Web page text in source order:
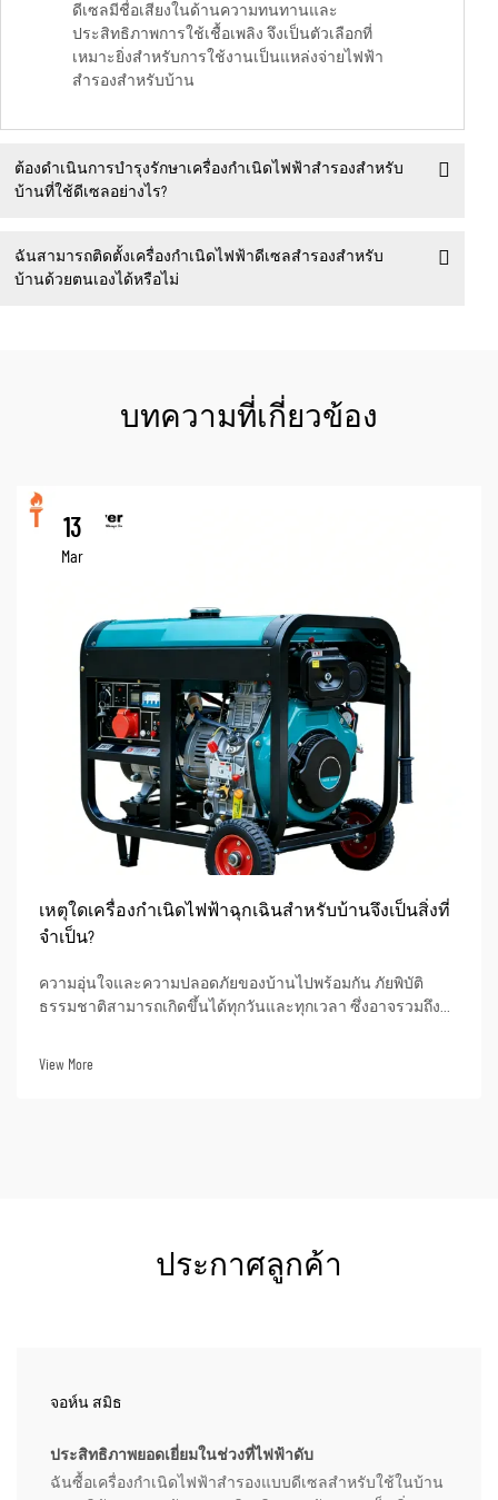
ดีเซลมีชื่อเสียงในด้านความทนทานและ
ประสิทธิภาพการใช้เชื้อเพลิง จึงเป็นตัวเลือกที่
เหมาะยิ่งสำหรับการใช้งานเป็นแหล่งจ่ายไฟฟ้า
สำรองสำหรับบ้าน
ต้องดำเนินการบำรุงรักษาเครื่องกำเนิดไฟฟ้าสำรองสำหรับ
บ้านที่ใช้ดีเซลอย่างไร?
ฉันสามารถติดตั้งเครื่องกำเนิดไฟฟ้าดีเซลสำรองสำหรับ
บ้านด้วยตนเองได้หรือไม่
บทความที่เกี่ยวข้อง
13
Mar
เหตุใดเครื่องกำเนิดไฟฟ้าฉุกเฉินสำหรับบ้านจึงเป็นสิ่งที่
จำเป็น?
ความอุ่นใจและความปลอดภัยของบ้านไปพร้อมกัน ภัยพิบัติ
ธรรมชาติสามารถเกิดขึ้นได้ทุกวันและทุกเวลา ซึ่งอาจรวมถึง
View More
ประกาศลูกค้า
จอห์น สมิธ
ประสิทธิภาพยอดเยี่ยมในช่วงที่ไฟฟ้าดับ
ฉันซื้อเครื่องกำเนิดไฟฟ้าสำรองแบบดีเซลสำหรับใช้ในบ้าน